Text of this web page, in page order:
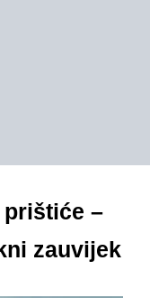
–
zauvijek